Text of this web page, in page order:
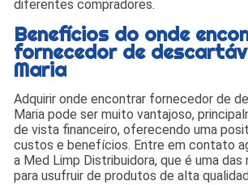
diferentes compradores.
Benefícios do onde
fornecedor de
Maria
Adquirir onde encontrar fornecedor de
Maria pode ser muito vantajoso,
de vista financeiro, oferecendo uma
custos e benefícios. Entre em contato
a Med Limp Distribuidora, que é uma das
para usufruir de produtos de alta